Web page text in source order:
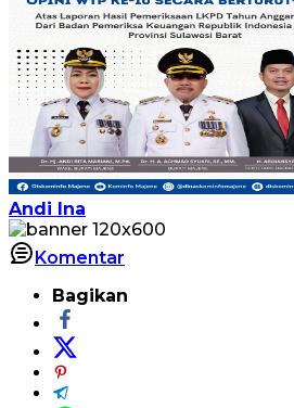
Andi Ina
Komentar
Bagikan